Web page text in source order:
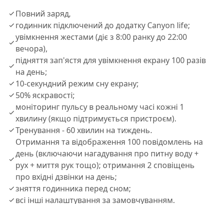
Повний заряд,
годинник підключений до додатку Canyon life;
увімкнення жестами (діє з 8:00 ранку до 22:00
вечора),
підняття зап'ястя для увімкнення екрану 100 разів
на день;
10-секундний режим сну екрану;
50% яскравості;
моніторинг пульсу в реальному часі кожні 1
хвилину (якщо підтримується пристроєм).
Тренування - 60 хвилин на тиждень.
Отримання та відображення 100 повідомлень на
день (включаючи нагадування про питну воду +
рух + миття рук тощо); отримання 2 сповіщень
про вхідні дзвінки на день;
зняття годинника перед сном;
всі інші налаштування за замовчуванням.